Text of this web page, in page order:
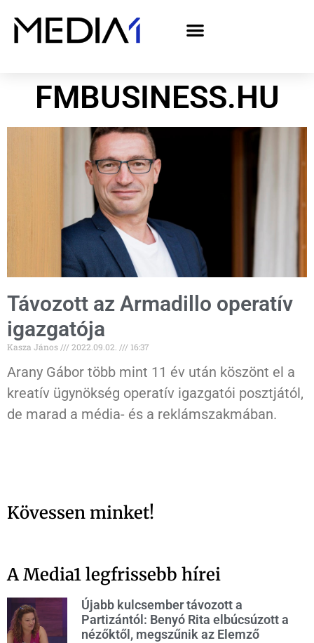
FMBUSINESS.HU
Távozott az Armadillo operatív
igazgatója
Kasza János 2022.09.02. 16:37
Arany Gábor több mint 11 év után köszönt el a
kreatív ügynökség operatív igazgatói posztjától,
de marad a média- és a reklámszakmában.
Kövessen minket!
A Media1 legfrissebb hírei
Újabb kulcsember távozott a
Partizántól: Benyó Rita elbúcsúzott a
nézőktől, megszűnik az Elemző